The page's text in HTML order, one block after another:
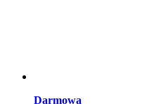
Darmowa